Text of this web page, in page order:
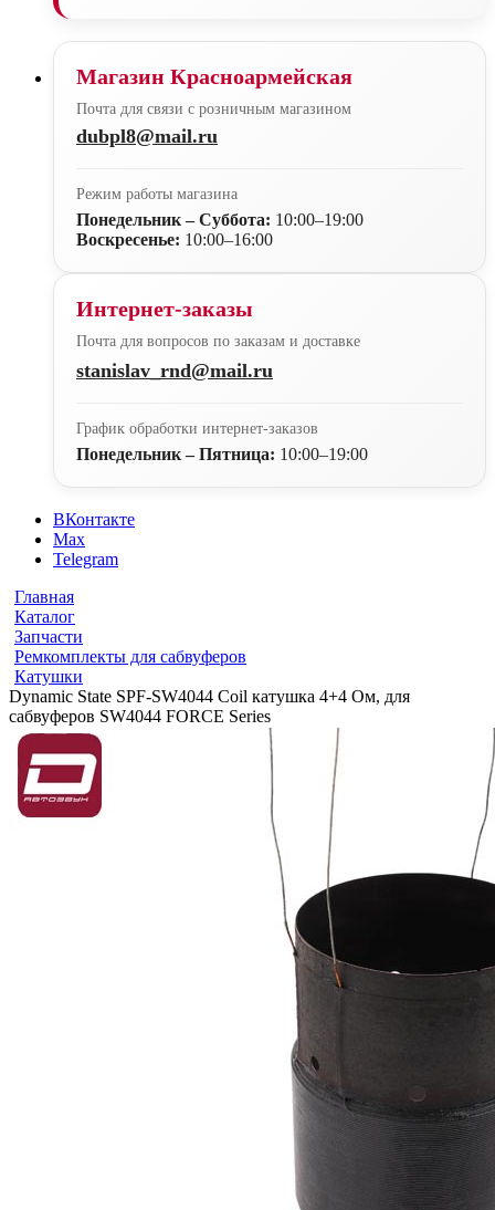
Магазин Красноармейская
Почта для связи с розничным магазином
dubpl8@mail.ru
Режим работы магазина
Понедельник – Суббота: 10:00–19:00
Воскресенье: 10:00–16:00
Интернет-заказы
Почта для вопросов по заказам и доставке
stanislav_rnd@mail.ru
График обработки интернет-заказов
Понедельник – Пятница: 10:00–19:00
ВКонтакте
Max
Telegram
Главная
Каталог
Запчасти
Ремкомплекты для сабвуферов
Катушки
Dynamic State SPF-SW4044 Coil катушка 4+4 Ом, для
сабвуферов SW4044 FORCE Series